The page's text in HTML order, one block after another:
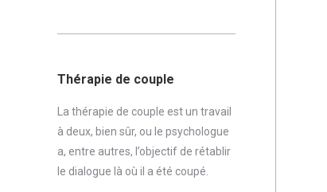
Thérapie de couple
La thérapie de couple est un travail
à deux, bien sûr, ou le psychologue
a, entre autres, l’objectif de rétablir
le dialogue là où il a été coupé.